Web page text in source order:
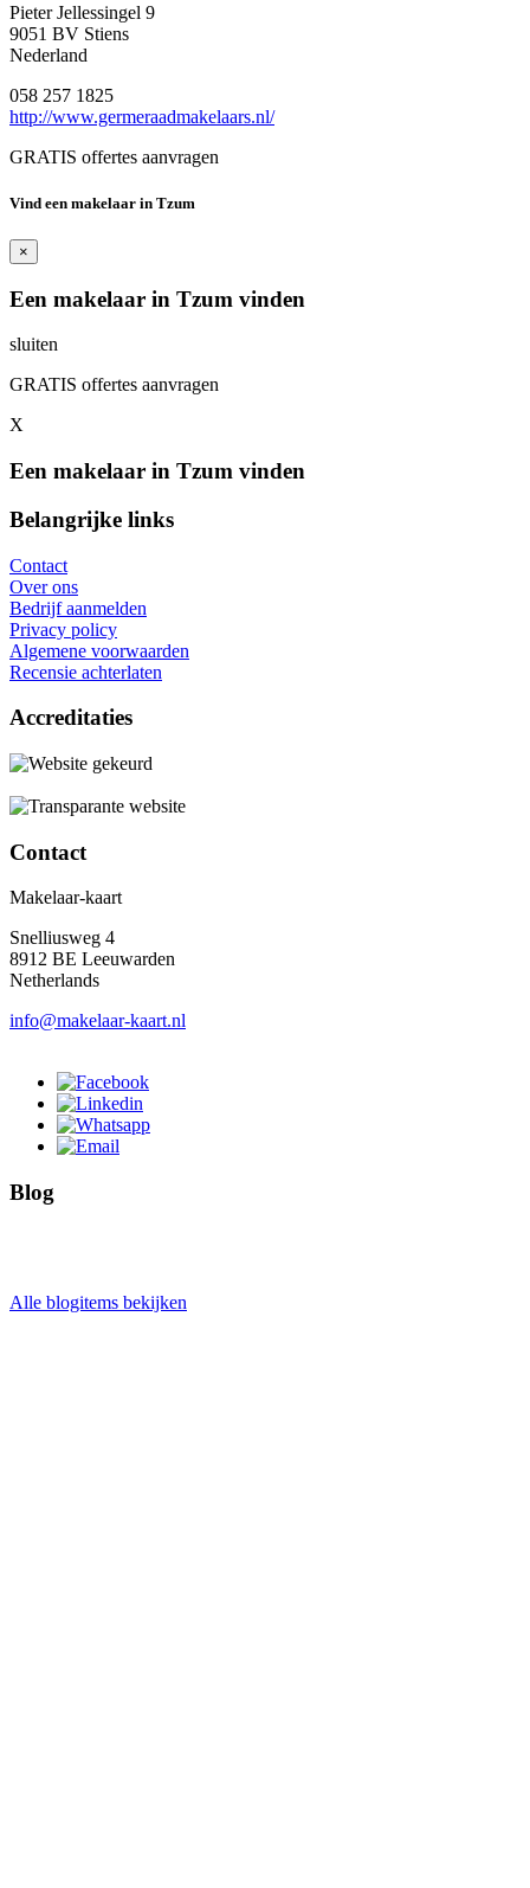
Pieter Jellessingel 9
9051 BV Stiens
Nederland
058 257 1825
http://www.germeraadmakelaars.nl/
GRATIS offertes aanvragen
Vind een makelaar in Tzum
×
Een makelaar in Tzum vinden
sluiten
GRATIS offertes aanvragen
X
Een makelaar in Tzum vinden
Belangrijke links
Contact
Over ons
Bedrijf aanmelden
Privacy policy
Algemene voorwaarden
Recensie achterlaten
Accreditaties
Contact
Makelaar-kaart
Snelliusweg 4
8912 BE Leeuwarden
Netherlands
info@makelaar-kaart.nl
Blog
Alle blogitems bekijken